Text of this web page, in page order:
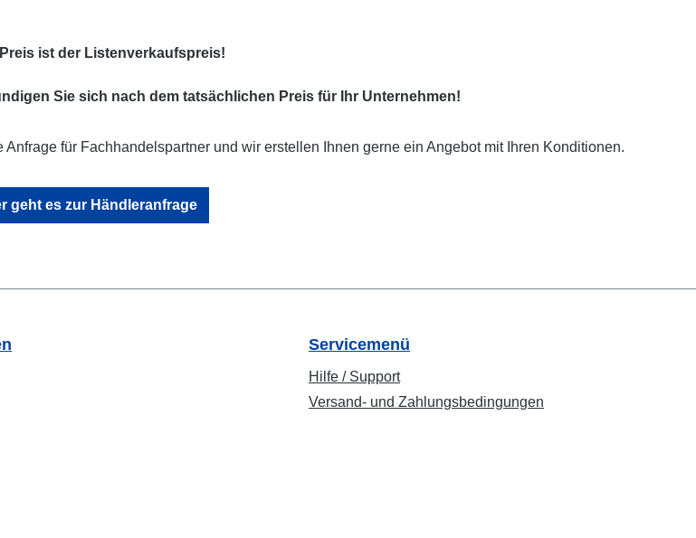
ist der Listenverkaufspreis!
Sie sich nach dem tatsächlichen Preis für Ihr Unternehmen!
für Fachhandelspartner und wir erstellen Ihnen gerne ein Angebot mit Ihren Konditionen.
geht es zur Händleranfrage
Servicemenü
Hilfe / Support
Versand- und Zahlungsbedingungen